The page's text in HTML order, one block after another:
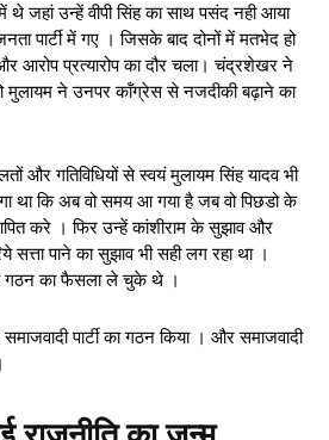
जहां उन्हें वीपी सिंह का साथ पसंद नही आया
पार्टी में गए । जिसके बाद दोनों में मतभेद हो
आरोप प्रत्यारोप का दौर चला। चंद्रशेखर ने
तो मुलायम ने उनपर कॉंग्रेस से नजदीकी बढ़ाने का
और गतिविधियों से स्वयं मुलायम सिंह यादव भी
था कि अब वो समय आ गया है जब वो पिछडो के
करे । फिर उन्हें कांशीराम के सुझाव और
पाने का सुझाव भी सही लग रहा था ।
के गठन का फैसला ले चुके थे ।
पार्टी का गठन किया । और समाजवादी